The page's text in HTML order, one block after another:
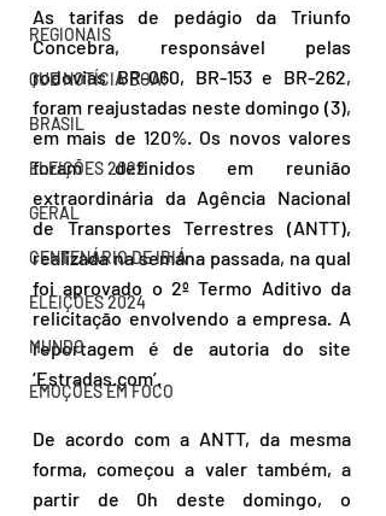
REGIONAIS
QUE NOTÍCIA BOA!
BRASIL
ELEIÇÕES 2022
GERAL
CENTENÁRIO DE IBIÁ
ELEIÇÕES 2024
MUNDO
EMOÇÕES EM FOCO
As tarifas de pedágio da Triunfo
Concebra, responsável pelas
rodovias BR-060, BR-153 e BR-262,
foram reajustadas neste domingo (3),
em mais de 120%. Os novos valores
foram definidos em reunião
extraordinária da Agência Nacional
de Transportes Terrestres (ANTT),
realizada na semana passada, na qual
foi aprovado o 2º Termo Aditivo da
relicitação envolvendo a empresa. A
reportagem é de autoria do site
‘Estradas.com’.
De acordo com a ANTT, da mesma
forma, começou a valer também, a
partir de 0h deste domingo, o